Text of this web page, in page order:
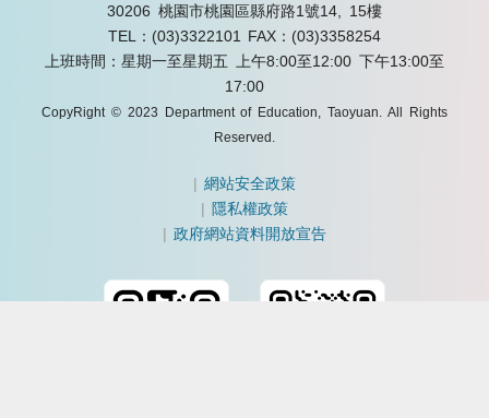
30206 桃園市桃園區縣府路1號14, 15樓
TEL：(03)3322101
FAX：(03)3358254
上班時間：星期一至星期五 上午8:00至12:00 下午13:00至
17:00
CopyRight © 2023 Department of Education, Taoyuan. All Rights
Reserved.
|網站安全政策
| 隱私權政策
|政府網站資料開放宣告